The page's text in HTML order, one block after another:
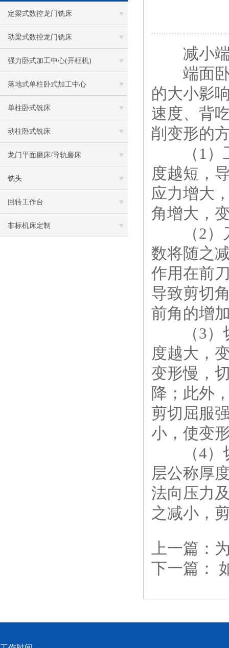
定梁式数控龙门铣床
动梁式数控龙门铣床
强力卧式加工中心(开框机)
落地式单柱卧式加工中心
单柱卧式铣床
动柱卧式铣床
龙门平面磨床/导轨磨床
铣头
回转工作台
非标机床定制
减小端
端面卧
的大小影
速度、背
削变形的
（1）工
度越短，
应力增大
角增大，
（2）刀
数将随之
作用在前
导致剪切
前角的增
（3）切
度越大，
变形慢，
降；此外
剪切屈服
小，使变
（4）切
层公称厚
法向压力
之减小，
上一篇：
下一篇：